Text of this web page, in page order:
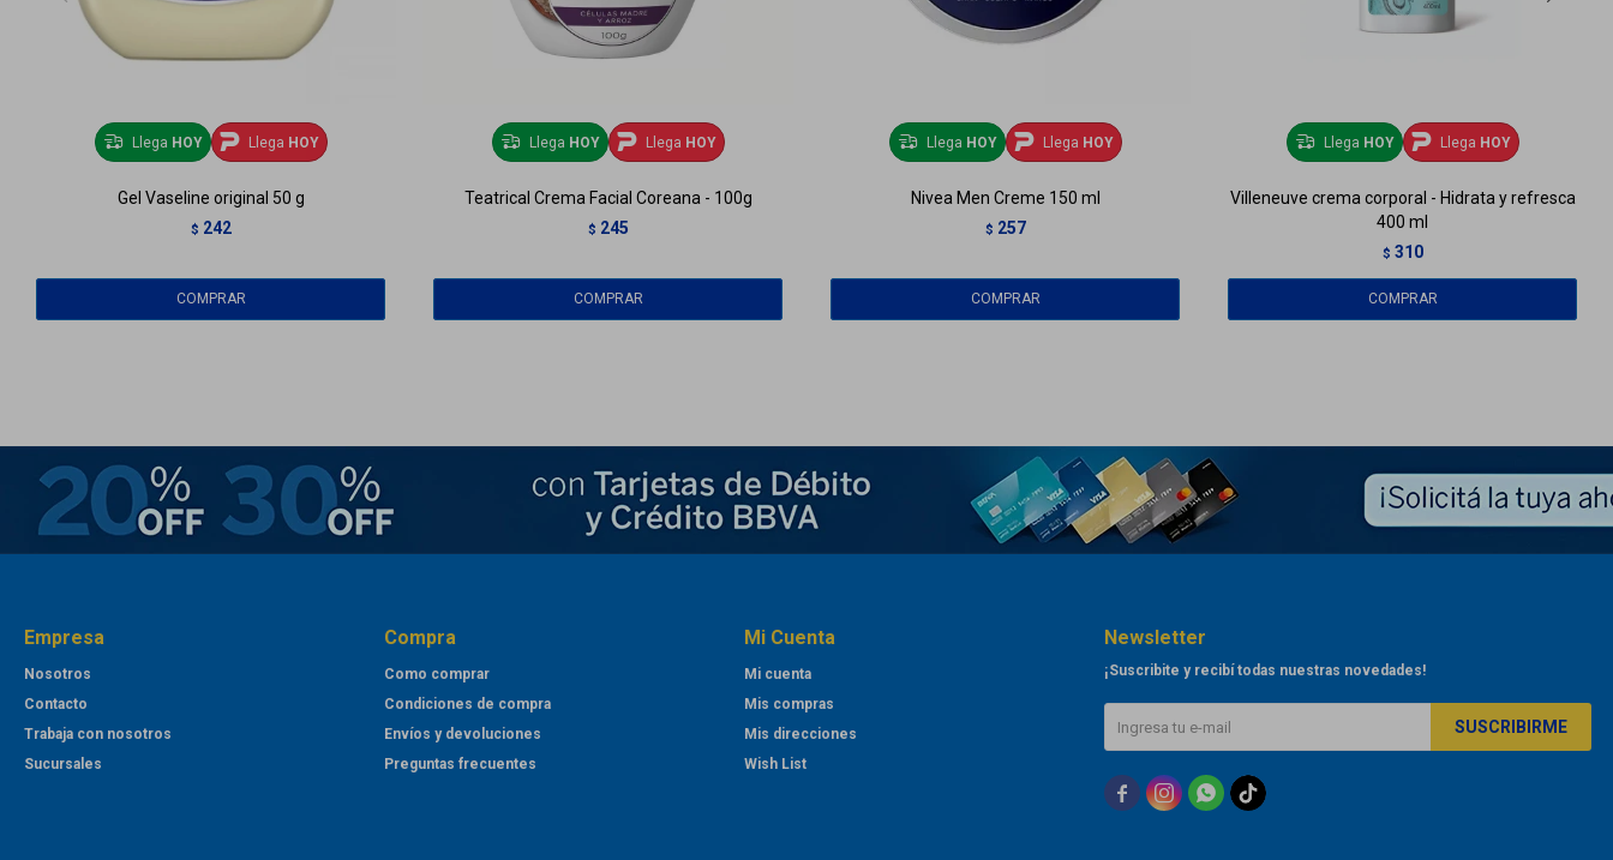
Llega HOY Llega HOY
Gel Vaseline original 50 g
$ 242
Llega HOY Llega HOY
Teatrical Crema Facial Coreana - 100g
$ 245
Llega HOY Llega HOY
Nivea Men Creme 150 ml
$ 257
Llega HOY Llega HOY
Villeneuve crema corporal - Hidrata y refresca
400 ml
$ 310
Empresa
Nosotros
Contacto
Trabaja con nosotros
Sucursales
Compra
Como comprar
Condiciones de compra
Envíos y devoluciones
Preguntas frecuentes
Mi Cuenta
Mi cuenta
Mis compras
Mis direcciones
Wish List
Newsletter
¡Suscribite y recibí todas nuestras novedades!
SUSCRIBIRME
  